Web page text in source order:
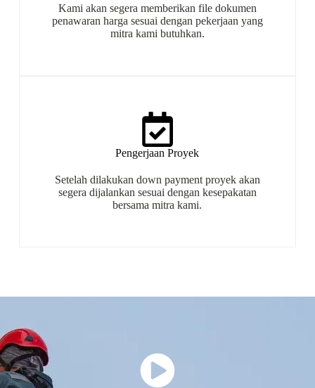
Kami akan segera memberikan file dokumen
penawaran harga sesuai dengan pekerjaan yang
mitra kami butuhkan.
Pengerjaan Proyek
Setelah dilakukan down payment proyek akan
segera dijalankan sesuai dengan kesepakatan
bersama mitra kami.